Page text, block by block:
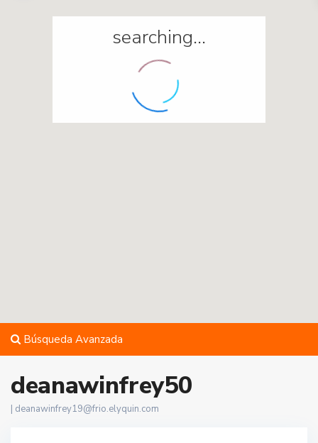
searching...
Búsqueda Avanzada
deanawinfrey50
deanawinfrey19@frio.elyquin.com